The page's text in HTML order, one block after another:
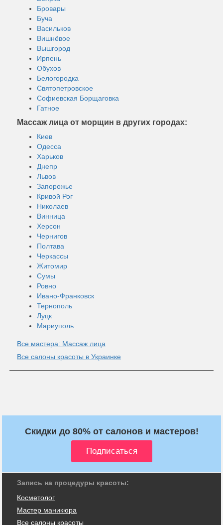
Бровары
Буча
Васильков
Вишнёвое
Вышгород
Ирпень
Обухов
Белогородка
Святопетровское
Софиевская Борщаговка
Гатное
Массаж лица от морщин в других городах:
Киев
Одесса
Харьков
Днепр
Львов
Запорожье
Кривой Рог
Николаев
Винница
Херсон
Чернигов
Полтава
Черкассы
Житомир
Сумы
Ровно
Ивано-Франковск
Тернополь
Луцк
Мариуполь
Все мастера: Массаж лица
Все салоны красоты в Украинке
Скидки до 80% от салонов и мастеров!
Запись на процедуры красоты:
Косметолог
Мастер маникюра
Все салоны красоты